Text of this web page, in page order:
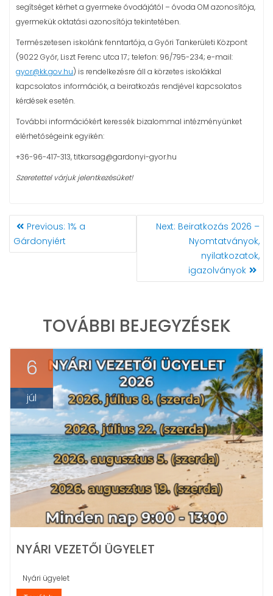
segítséget kérhet a gyermeke óvodájától – óvoda OM azonosítója,
gyermekük oktatási azonosítója tekintetében.
Természetesen iskolánk fenntartója, a Győri Tankerületi Központ
(9022 Győr, Liszt Ferenc utca 17.; telefon: 96/795-234; e-mail:
gyor@kk.gov.hu) is rendelkezésre áll a körzetes iskolákkal
kapcsolatos információk, a beiratkozás rendjével kapcsolatos
kérdések esetén.
További információkért keressék bizalommal intézményünket
elérhetőségeink egyikén:
+36-96-417-313, titkarsag@gardonyi-gyor.hu
Szeretettel várjuk jelentkezésüket!
BEJEGYZÉS
NAVIGÁCIÓ
Previous: Previous
1% a
Gárdonyiért
Next: Next
post:
Beiratkozás 2026 –
Nyomtatványok,
nyilatkozatok,
igazolványok
TOVÁBBI BEJEGYZÉSEK
6
júl
NYÁRI VEZETŐI ÜGYELET
Nyári ügyelet